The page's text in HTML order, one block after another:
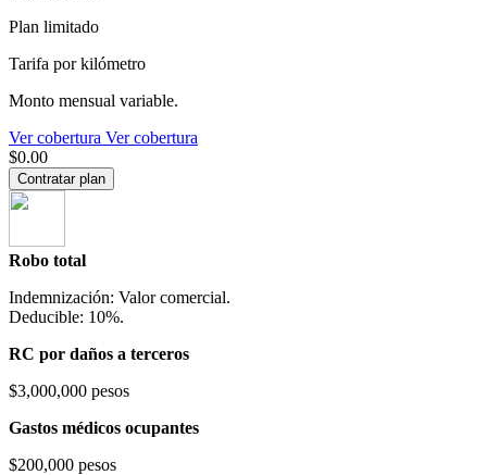
Plan limitado
Tarifa por kilómetro
Monto mensual variable.
Ver cobertura Ver cobertura
$0.00
Contratar plan
Robo total
Indemnización: Valor comercial.
Deducible: 10%.
RC por daños a terceros
$3,000,000 pesos
Gastos médicos ocupantes
$200,000 pesos